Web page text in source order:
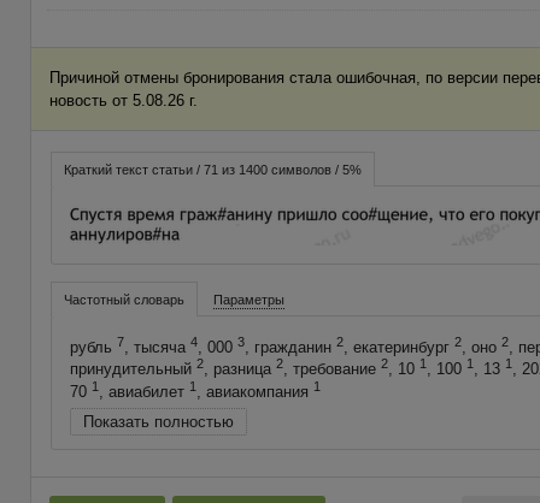
Причиной отмены бронирования стала ошибочная, по версии
новость от 5.08.26 г.
Краткий текст статьи / 71 из 1400 символов / 5%
Частотный словарь Параметры
рубль 7 , тысяча 4, 000 3, гражданин 2, екатеринбург 2, оно 2,
принудительный 2, разница 2, требование 2, 10 1, 100 1, 13 1,
70 1, авиабилет 1, авиакомпания 1
Показать полностью